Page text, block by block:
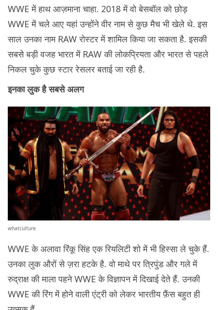
WWE में हाथ आज़माना चाहा. 2018 में वो बेसबॉल को छोड़
WWE में चले आए यहां उन्होंने वीर नाम से कुछ मैच भी खेले थे. इस
साल उनका नाम RAW रोस्टर में शामिल किया जा सकता है. इसकी
सबसे बड़ी वजह भारत में RAW की लोकप्रियता और भारत से पहले
निकल चुके कुछ स्टार रेसलर बताई जा रही है.
इनका लुक है सबसे अलग
whatculture
WWE के अलावा रिंकू सिंह एक रियलिटी शो में भी हिस्सा ले चुके हैं.
उनका लुक औरों से ज़रा हटके है. वो माथे पर त्रिपुंड और गले में
रुद्राक्ष की माला पहने WWE के विज्ञापन में दिखाई देते हैं. उनकी
WWE की रिंग में होने वाली एंट्री को लेकर भारतीय फ़ैंस बहुत ही